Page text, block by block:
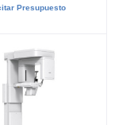
Presupuesto